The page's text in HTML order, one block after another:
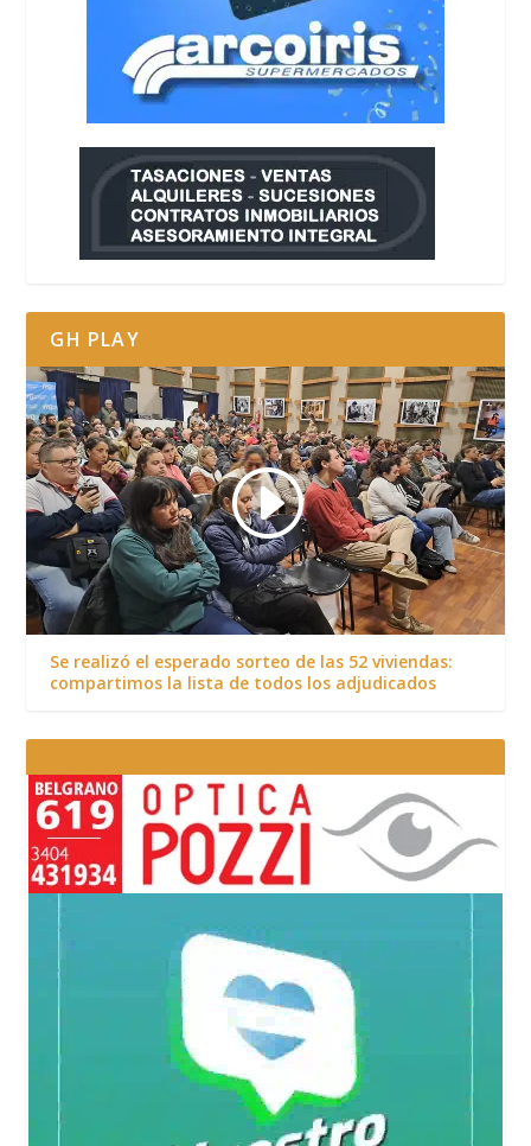
GH PLAY
Se realizó el esperado sorteo de las 52 viviendas:
compartimos la lista de todos los adjudicados